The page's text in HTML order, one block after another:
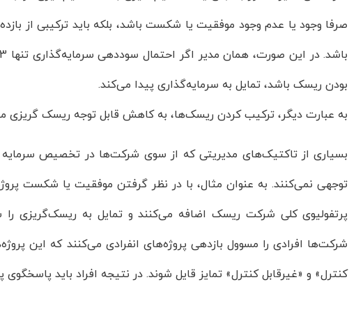
صرفا وجود یا عدم وجود موفقیت یا شکست باشد، بلکه باید ترکیبی از
بودن ریسک باشد، تمایل به سرمایه‌گذاری پیدا می‌کند.
به عبارت دیگر، ترکیب کردن ریسک‌ها، به کاهش قابل توجه ریسک گریزی
بسیاری از تاکتیک‌های مدیریتی که از سوی شرکت‌ها در تخصیص سرمایه و
توجهی نمی‌کنند. به عنوان مثال، با در نظر گرفتن موفقیت یا شکست
پرتفولیوی کلی شرکت ریسک اضافه می‌کنند و تمایل به ریسک‌گریزی
شرکت‌ها افرادی را مسوول بازدهی پروژه‌های انفرادی می‌کنند که این
کنترل» و «غیرقابل کنترل» تمایز قایل شوند. در نتیجه افراد باید پاسخگوی